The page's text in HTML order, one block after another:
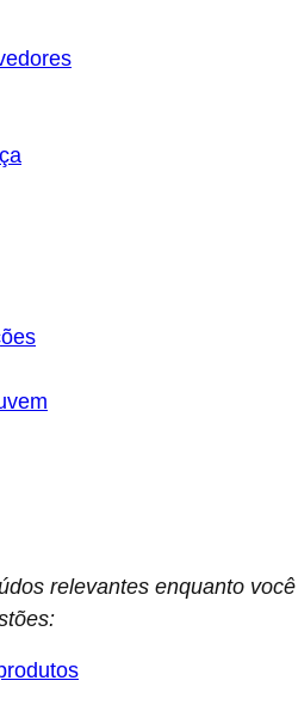
relevantes enquanto você